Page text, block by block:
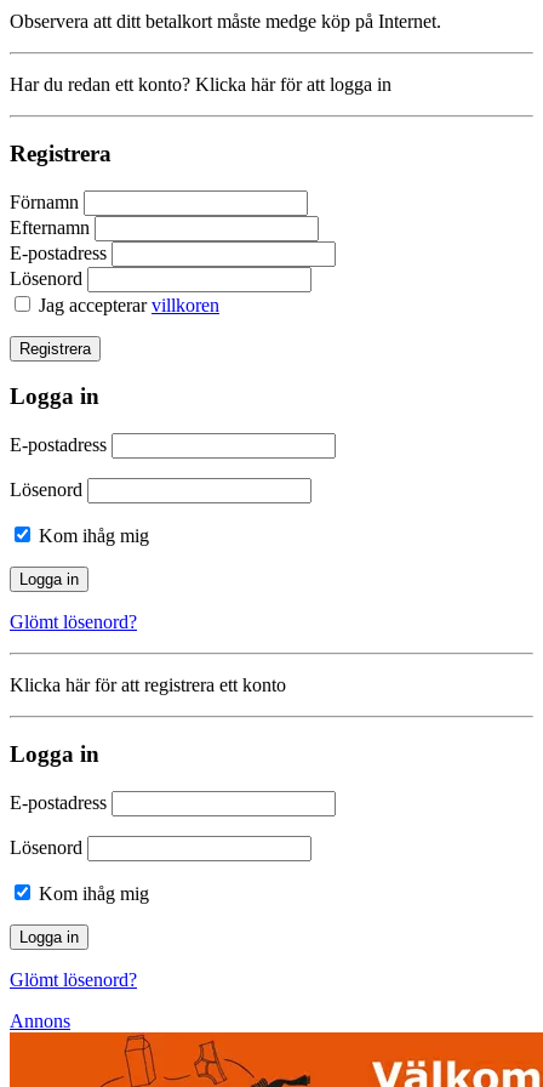
Observera att ditt betalkort måste medge köp på Internet.
Har du redan ett konto? Klicka här för att logga in
Registrera
Förnamn
Efternamn
E-postadress
Lösenord
Jag accepterarvillkoren
Logga in
E-postadress
Lösenord
Kom ihåg mig
Glömt lösenord?
Klicka här för att registrera ett konto
Logga in
E-postadress
Lösenord
Kom ihåg mig
Glömt lösenord?
Annons